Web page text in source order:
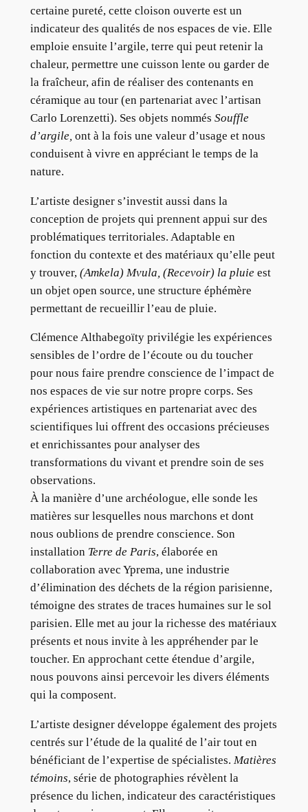
certaine pureté, cette cloison ouverte est un
indicateur des qualités de nos espaces de vie. Elle
emploie ensuite l’argile, terre qui peut retenir la
chaleur, permettre une cuisson lente ou garder de
la fraîcheur, afin de réaliser des contenants en
céramique au tour (en partenariat avec l’artisan
Carlo Lorenzetti). Ses objets nommés Souffle
d’argile, ont à la fois une valeur d’usage et nous
conduisent à vivre en appréciant le temps de la
nature.
L’artiste designer s’investit aussi dans la
conception de projets qui prennent appui sur des
problématiques territoriales. Adaptable en
fonction du contexte et des matériaux qu’elle peut
y trouver, (Amkela) Mvula, (Recevoir) la pluieest
un objet open source, une structure éphémère
permettant de recueillir l’eau de pluie.
Clémence Althabegoïty privilégie les expériences
sensibles de l’ordre de l’écoute ou du toucher
pour nous faire prendre conscience de l’impact de
nos espaces de vie sur notre propre corps. Ses
expériences artistiques en partenariat avec des
scientifiques lui offrent des occasions précieuses
et enrichissantes pour analyser des
transformations du vivant et prendre soin de ses
observations.
À la manière d’une archéologue, elle sonde les
matières sur lesquelles nous marchons et dont
nous oublions de prendre conscience. Son
installation Terre de Paris, élaborée en
collaboration avec Yprema, une industrie
d’élimination des déchets de la région parisienne,
témoigne des strates de traces humaines sur le sol
parisien. Elle met au jour la richesse des matériaux
présents et nous invite à les appréhender par le
toucher. En approchant cette étendue d’argile,
nous pouvons ainsi percevoir les divers éléments
qui la composent.
L’artiste designer développe également des projets
centrés sur l’étude de la qualité de l’air tout en
bénéficiant de l’expertise de spécialistes. Matières
témoins, série de photographies révèlent la
présence du lichen, indicateur des caractéristiques